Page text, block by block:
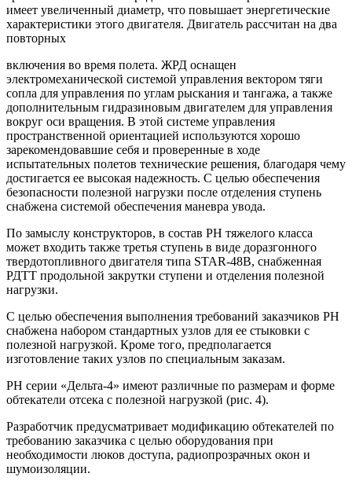
имеет увеличенный диаметр, что повышает энергетические
характеристики этого двигателя. Двигатель рассчитан на два
повторных
включения во время полета. ЖРД оснащен
электромеханической системой управления вектором тяги
сопла для управления по углам рыскания и тангажа, а также
дополнительным гидразиновым двигателем для управления
вокруг оси вращения. В этой системе управления
пространственной ориентацией используются хорошо
зарекомендовавшие себя и проверенные в ходе
испытательных полетов технические решения, благодаря чему
достигается ее высокая надежность. С целью обеспечения
безопасности полезной нагрузки после отделения ступень
снабжена системой обеспечения маневра увода.
По замыслу конструкторов, в состав РН тяжелого класса
может входить также третья ступень в виде доразгонного
твердотопливного двигателя типа STAR-48B, снабженная
РДТТ продольной закрутки ступени и отделения полезной
нагрузки.
С целью обеспечения выполнения требований заказчиков РН
снабжена набором стандартных узлов для ее стыковки с
полезной нагрузкой. Кроме того, предполагается
изготовление таких узлов по специальным заказам.
РН серии «Дельта-4» имеют различные по размерам и форме
обтекатели отсека с полезной нагрузкой (рис. 4).
Разработчик предусматривает модификацию обтекателей по
требованию заказчика с целью оборудования при
необходимости люков доступа, радиопрозрачных окон и
шумоизоляции.